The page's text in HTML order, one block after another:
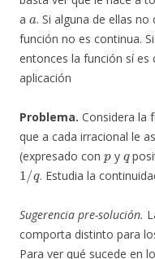
a
a
. Si alguna de ellas no
función no es continua.
entonces la función sí es
aplicación
Problema. Considera la
que a cada irracional le
(expresado con
p
y
q
1/q
. Estudia la
Sugerencia pre-solución.
comporta distinto para
Para ver qué sucede en